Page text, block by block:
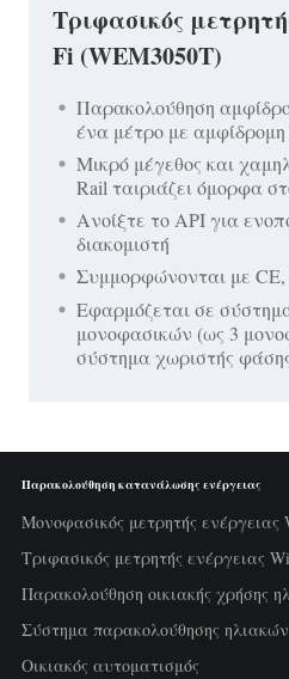
Τριφασικός
Fi (WEM3050T)
Παρακολούθηση
ένα μέτρο με αμφίδρομη
Μικρό μέγεθος και
Rail ταιριάζει όμορφα
Ανοίξτε το API για
διακομιστή
Συμμορφώνονται με CE,
Εφαρμόζεται σε
μονοφασικών (ως 3
σύστημα χωριστής
Παρακολούθηση κατανάλωσης ενέργειας
Μονοφασικός μετρητής ενέργειας
Τριφασικός μετρητής ενέργειας
Παρακολούθηση οικιακής χρήσης
Σύστημα παρακολούθησης
Οικιακός αυτοματισμός